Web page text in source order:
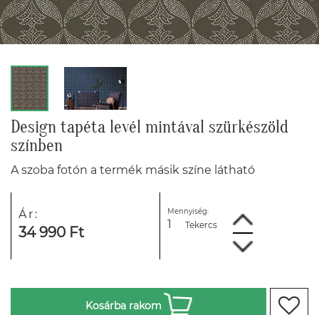
Design tapéta levél mintával szürkészöld
színben
A szoba fotón a termék másik színe látható
Ár:
34 990 Ft
Mennyiség:
Tekercs
Kosárba rakom